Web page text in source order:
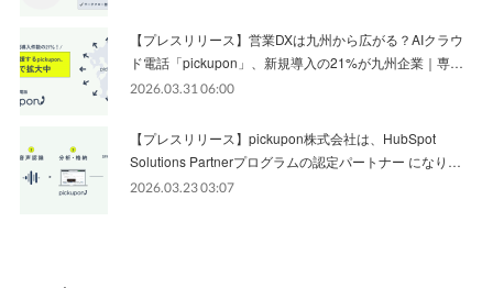
【プレスリリース】営業DXは九州から広がる？AIクラウ
ド電話「pickupon」、新規導入の21%が九州企業｜専…
2026.03.31 06:00
【プレスリリース】pickupon株式会社は、HubSpot
Solutions Partnerプログラムの認定パートナー になり…
2026.03.23 03:07